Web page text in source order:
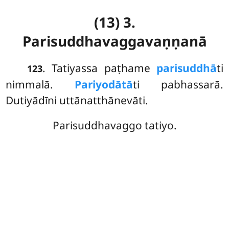
(13) 3.
Parisuddhavaggavaṇṇanā
123. Tatiyassa paṭhame parisuddhāti
nimmalā. Pariyodātāti pabhassarā.
Dutiyādīni uttānatthānevāti.
Parisuddhavaggo tatiyo.